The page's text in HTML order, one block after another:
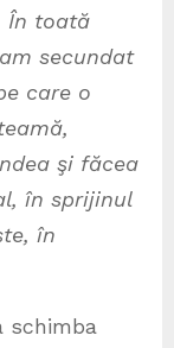
În toată
secundat
care o
şi făcea
în sprijinul
în
schimba